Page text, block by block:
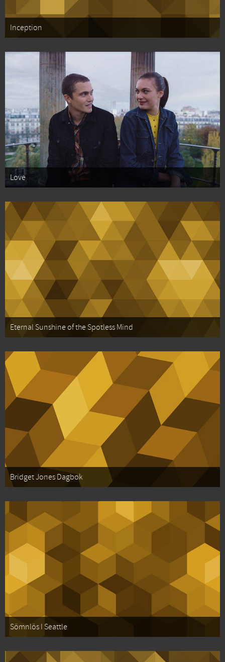
Inception
Love
Eternal Sunshine of the Spotless Mind
Bridget Jones Dagbok
Sömnlös I Seattle